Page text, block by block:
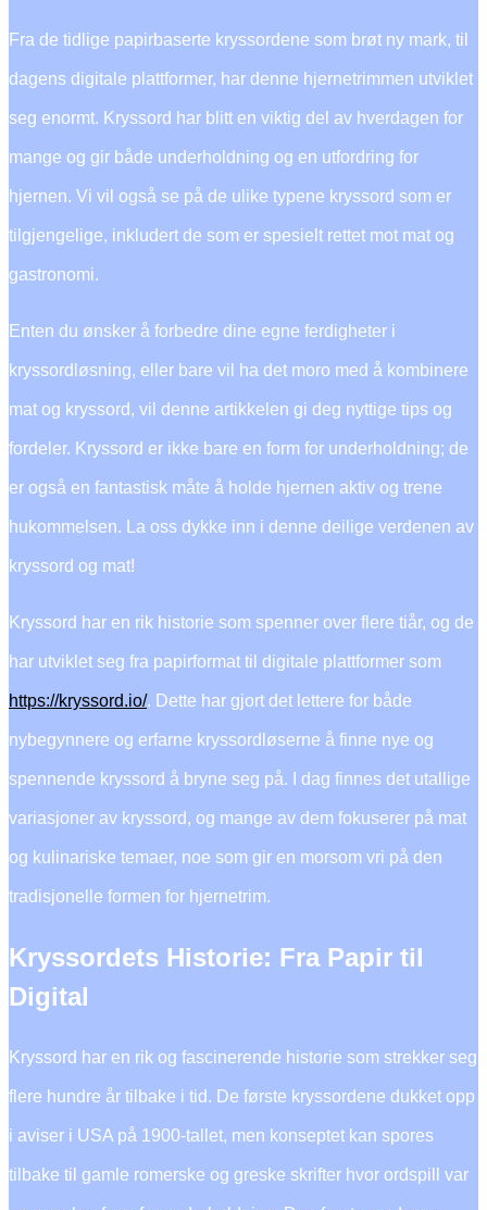
Fra de tidlige papirbaserte kryssordene som brøt ny mark, til
dagens digitale plattformer, har denne hjernetrimmen utviklet
seg enormt. Kryssord har blitt en viktig del av hverdagen for
mange og gir både underholdning og en utfordring for
hjernen. Vi vil også se på de ulike typene kryssord som er
tilgjengelige, inkludert de som er spesielt rettet mot mat og
gastronomi.
Enten du ønsker å forbedre dine egne ferdigheter i
kryssordløsning, eller bare vil ha det moro med å kombinere
mat og kryssord, vil denne artikkelen gi deg nyttige tips og
fordeler. Kryssord er ikke bare en form for underholdning; de
er også en fantastisk måte å holde hjernen aktiv og trene
hukommelsen. La oss dykke inn i denne deilige verdenen av
kryssord og mat!
Kryssord har en rik historie som spenner over flere tiår, og de
har utviklet seg fra papirformat til digitale plattformer som
https://kryssord.io/. Dette har gjort det lettere for både
nybegynnere og erfarne kryssordløserne å finne nye og
spennende kryssord å bryne seg på. I dag finnes det utallige
variasjoner av kryssord, og mange av dem fokuserer på mat
og kulinariske temaer, noe som gir en morsom vri på den
tradisjonelle formen for hjernetrim.
Kryssordets Historie: Fra Papir til
Digital
Kryssord har en rik og fascinerende historie som strekker seg
flere hundre år tilbake i tid. De første kryssordene dukket opp
i aviser i USA på 1900-tallet, men konseptet kan spores
tilbake til gamle romerske og greske skrifter hvor ordspill var